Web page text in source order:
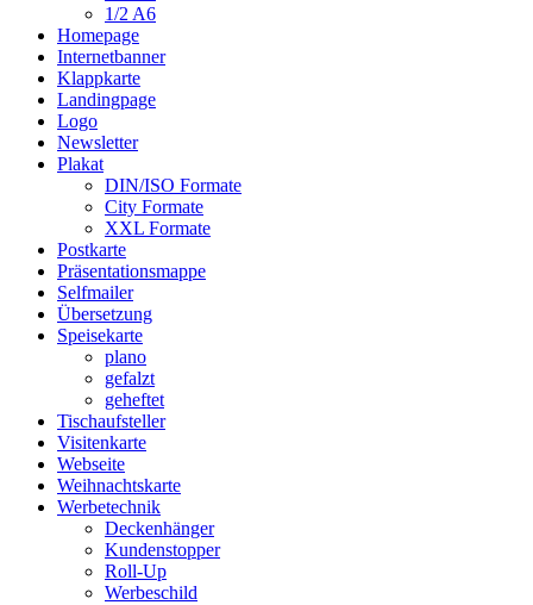
1/2 A6
Homepage
Internetbanner
Klappkarte
Landingpage
Logo
Newsletter
Plakat
DIN/ISO Formate
City Formate
XXL Formate
Postkarte
Präsentationsmappe
Selfmailer
Übersetzung
Speisekarte
plano
gefalzt
geheftet
Tischaufsteller
Visitenkarte
Webseite
Weihnachtskarte
Werbetechnik
Deckenhänger
Kundenstopper
Roll-Up
Werbeschild